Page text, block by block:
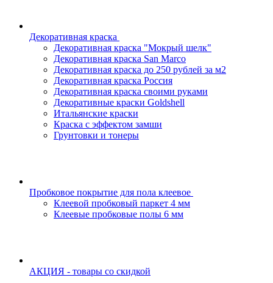
Декоративная краска
Декоративная краска "Мокрый шелк"
Декоративная краска San Marco
Декоративная краска до 250 рублей за м2
Декоративная краска Россия
Декоративная краска своими руками
Декоративные краски Goldshell
Итальянские краски
Краска с эффектом замши
Грунтовки и тонеры
Пробковое покрытие для пола клеевое
Клеевой пробковый паркет 4 мм
Клеевые пробковые полы 6 мм
АКЦИЯ - товары со скидкой